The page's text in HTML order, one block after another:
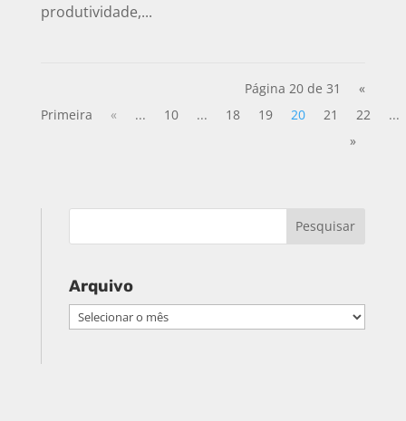
produtividade,...
Página 20 de 31
«
Primeira
« ... 10 ... 18 19 20 21 22
...
»
Arquivo
Arquivo